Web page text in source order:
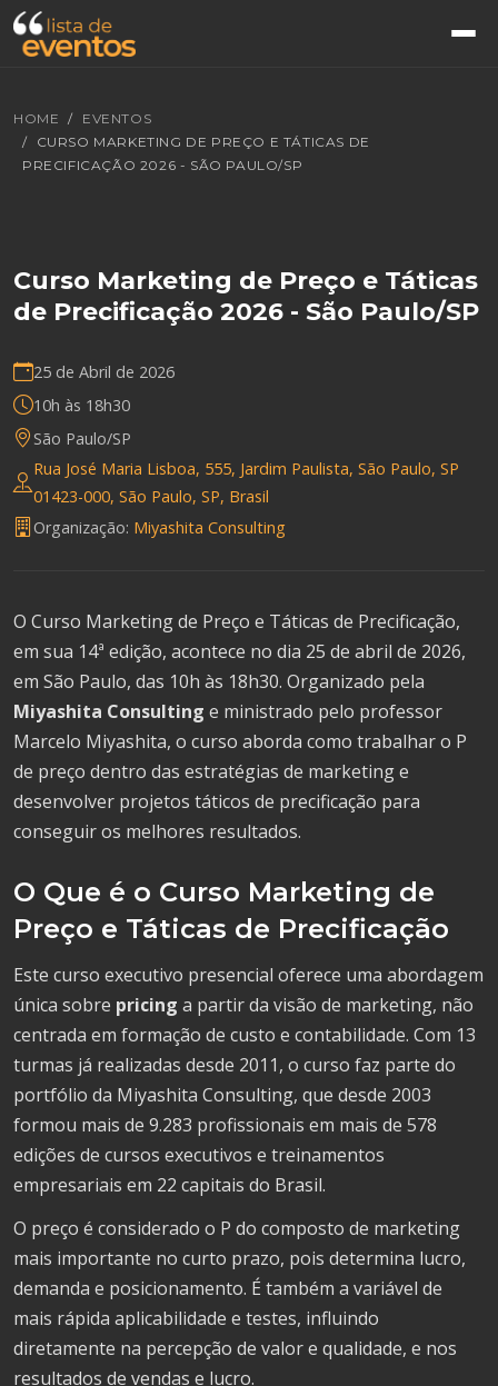
HOME
EVENTOS
CURSO MARKETING DE PREÇO E TÁTICAS DE
PRECIFICAÇÃO 2026 - SÃO PAULO/SP
Curso Marketing de Preço e Táticas
de Precificação 2026 - São Paulo/SP
25 de Abril de 2026
10h às 18h30
São Paulo/SP
Rua José Maria Lisboa, 555, Jardim Paulista, São Paulo, SP
01423-000, São Paulo, SP, Brasil
Organização: Miyashita Consulting
O Curso Marketing de Preço e Táticas de Precificação,
em sua 14ª edição, acontece no dia 25 de abril de 2026,
em São Paulo, das 10h às 18h30. Organizado pela
Miyashita Consulting e ministrado pelo professor
Marcelo Miyashita, o curso aborda como trabalhar o P
de preço dentro das estratégias de marketing e
desenvolver projetos táticos de precificação para
conseguir os melhores resultados.
O Que é o Curso Marketing de
Preço e Táticas de Precificação
Este curso executivo presencial oferece uma abordagem
única sobre pricing a partir da visão de marketing, não
centrada em formação de custo e contabilidade. Com 13
turmas já realizadas desde 2011, o curso faz parte do
portfólio da Miyashita Consulting, que desde 2003
formou mais de 9.283 profissionais em mais de 578
edições de cursos executivos e treinamentos
empresariais em 22 capitais do Brasil.
O preço é considerado o P do composto de marketing
mais importante no curto prazo, pois determina lucro,
demanda e posicionamento. É também a variável de
mais rápida aplicabilidade e testes, influindo
diretamente na percepção de valor e qualidade, e nos
resultados de vendas e lucro.